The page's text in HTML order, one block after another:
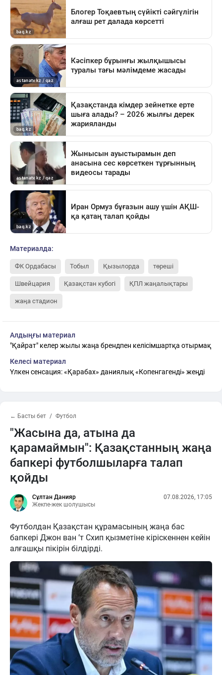
Материалда:
ФК Ордабасы Тобыл Қызылорда төреші
Швейцария Қазақстан кубогі ҚПЛ жаңалықтары
жаңа стадион
Алдыңғы материал
"Қайрат" келер жылы жаңа брендпен келісімшартқа отырмақ
Келесі материал
Үлкен сенсация: «Қарабах» даниялық «Копенгагенді» жеңді
← Басты бет Футбол
"Жасына да, атына да
қарамаймын": Қазақстанның жаңа
бапкері футболшыларға талап
қойды
Сұлтан Данияр
Жекпе-жек шолушысы
07.08.2026, 17:05
Футболдан Қазақстан құрамасының жаңа бас
бапкері Джон ван ’т Схип қызметіне кіріскеннен кейін
алғашқы пікірін білдірді.